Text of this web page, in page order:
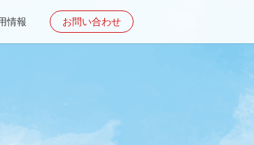
情報 お問い合わせ